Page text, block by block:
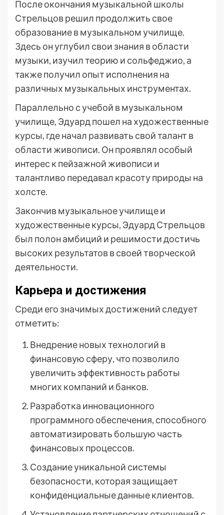
После окончания музыкальной школы
Стрельцов решил продолжить свое
образование в музыкальном училище.
Здесь он углубил свои знания в области
музыки, изучил теорию и сольфеджио, а
также получил опыт исполнения на
различных музыкальных инструментах.
Параллельно с учебой в музыкальном
училище, Эдуард пошел на художественные
курсы, где начал развивать свой талант в
области живописи. Он проявлял особый
интерес к пейзажной живописи и
талантливо передавал красоту природы на
холсте.
Закончив музыкальное училище и
художественные курсы, Эдуард Стрельцов
был полон амбиций и решимости достичь
высоких результатов в своей творческой
деятельности.
Карьера и достижения
Среди его значимых достижений следует
отметить:
Внедрение новых технологий в
финансовую сферу, что позволило
увеличить эффективность работы
многих компаний и банков.
Разработка инновационного
программного обеспечения, способного
автоматизировать большую часть
финансовых процессов.
Создание уникальной системы
безопасности, которая защищает
конфиденциальные данные клиентов.